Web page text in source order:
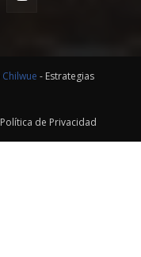
Chilwue - Estrategias
Política de Privacidad